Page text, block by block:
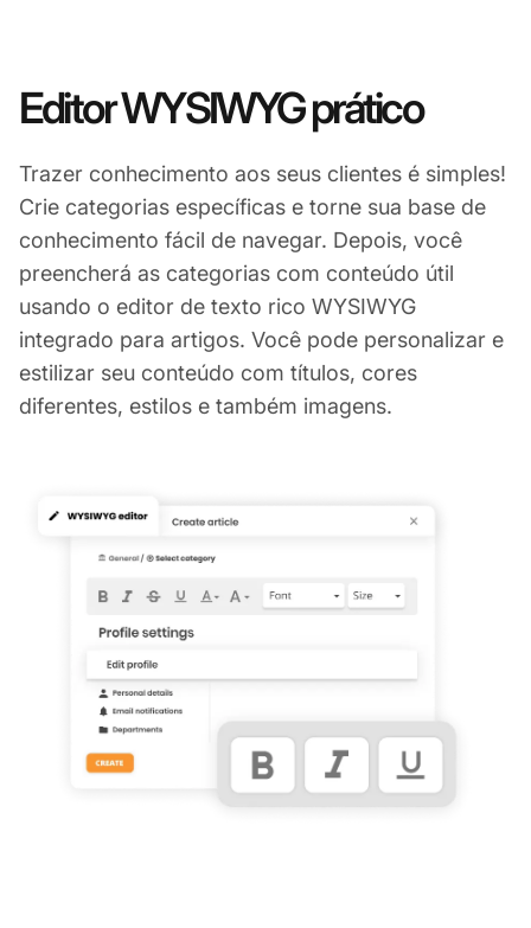
Editor WYSIWYG prático
Trazer conhecimento aos seus clientes é simples!
Crie categorias específicas e torne sua base de
conhecimento fácil de navegar. Depois, você
preencherá as categorias com conteúdo útil
usando o editor de texto rico WYSIWYG
integrado para artigos. Você pode personalizar e
estilizar seu conteúdo com títulos, cores
diferentes, estilos e também imagens.